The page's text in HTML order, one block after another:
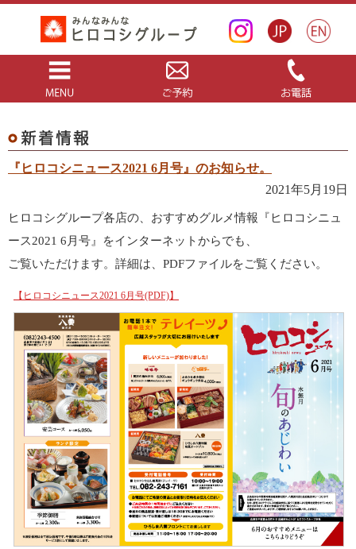
『ヒロコシニュース2021 6月号』のお知らせ。
2021年5月19日
ヒロコシグループ各店の、おすすめグルメ情報『ヒロコシニュ
ース2021 6月号』をインターネットからでも、
ご覧いただけます。詳細は、PDFファイルをご覧ください。
【ヒロコシニュース2021 6月号(PDF)】